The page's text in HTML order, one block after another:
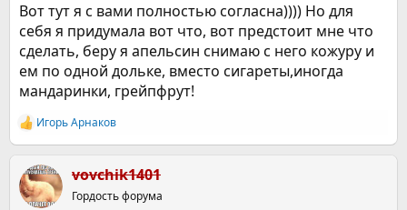
Вот тут я с вами полностью согласна)))) Но для
себя я придумала вот что, вот предстоит мне что
сделать, беру я апельсин снимаю с него кожуру и
ем по одной дольке, вместо сигареты,иногда
мандаринки, грейпфрут!
Р
е
к
ц
и
Игорь Арнаков
vovchik1401
Гордость форума